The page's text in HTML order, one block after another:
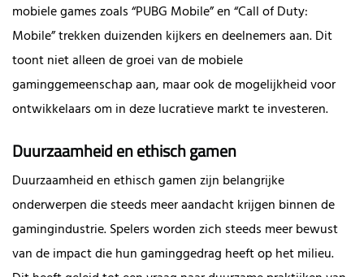
mobiele games zoals “PUBG Mobile” en “Call of Duty:
Mobile” trekken duizenden kijkers en deelnemers aan. Dit
toont niet alleen de groei van de mobiele
gaminggemeenschap aan, maar ook de mogelijkheid voor
ontwikkelaars om in deze lucratieve markt te investeren.
Duurzaamheid en ethisch gamen
Duurzaamheid en ethisch gamen zijn belangrijke
onderwerpen die steeds meer aandacht krijgen binnen de
gamingindustrie. Spelers worden zich steeds meer bewust
van de impact die hun gaminggedrag heeft op het milieu.